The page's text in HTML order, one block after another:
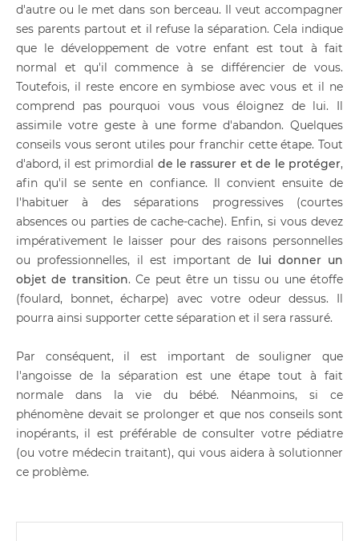
d'autre ou le met dans son berceau. Il veut accompagner
ses parents partout et il refuse la séparation. Cela indique
que le développement de votre enfant est tout à fait
normal et qu'il commence à se différencier de vous.
Toutefois, il reste encore en symbiose avec vous et il ne
comprend pas pourquoi vous vous éloignez de lui. Il
assimile votre geste à une forme d'abandon. Quelques
conseils vous seront utiles pour franchir cette étape. Tout
d'abord, il est primordial de le rassurer et de le protéger,
afin qu'il se sente en confiance. Il convient ensuite de
l'habituer à des séparations progressives (courtes
absences ou parties de cache-cache). Enfin, si vous devez
impérativement le laisser pour des raisons personnelles
ou professionnelles, il est important de lui donner un
objet de transition. Ce peut être un tissu ou une étoffe
(foulard, bonnet, écharpe) avec votre odeur dessus. Il
pourra ainsi supporter cette séparation et il sera rassuré.
Par conséquent, il est important de souligner que
l'angoisse de la séparation est une étape tout à fait
normale dans la vie du bébé. Néanmoins, si ce
phénomène devait se prolonger et que nos conseils sont
inopérants, il est préférable de consulter votre pédiatre
(ou votre médecin traitant), qui vous aidera à solutionner
ce problème.